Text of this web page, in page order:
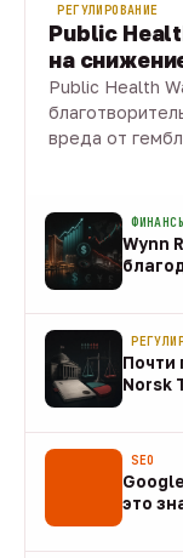
РЕГУЛИРОВАНИЕ
Public
на
Public Health
вреда от
Wynn
Почти
Norsk
SEO
это